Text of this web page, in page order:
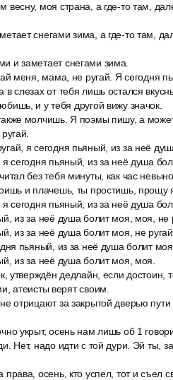
весну, моя страна, а где-то там,
снегами зима, а где-то там,
и заметает снегами зима.
меня, мама, не ругай. Я сегодня
в слезах от тебя лишь остался
и у тебя другой вижу значок.
молчишь. Я поэмы пишу, а
я сегодня пьяный, из за неё
сегодня пьяный, из за неё душа
без тебя минуты, как час
и плачешь, ты простишь, прощу
сегодня пьяный, из за неё душа
из за неё душа болит моя, моя, не
из за неё душа болит моя, не
пьяный, из за неё душа болит
из за неё душа болит моя, моя.
утверждён дедлайн, если достоин,
атеисты верят своим.
отрицают за закрытой дверью
укрыт, осень нам лишь об 1
Нет, надо идти с той дури. Эй ты,
осень, кто успел, тот и съел